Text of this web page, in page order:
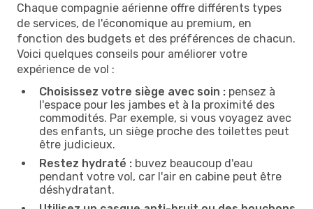
Chaque compagnie aérienne offre différents types
de services, de l'économique au premium, en
fonction des budgets et des préférences de chacun.
Voici quelques conseils pour améliorer votre
expérience de vol :
Choisissez votre siège avec soin : pensez à
l'espace pour les jambes et à la proximité des
commodités. Par exemple, si vous voyagez avec
des enfants, un siège proche des toilettes peut
être judicieux.
Restez hydraté : buvez beaucoup d'eau
pendant votre vol, car l'air en cabine peut être
déshydratant.